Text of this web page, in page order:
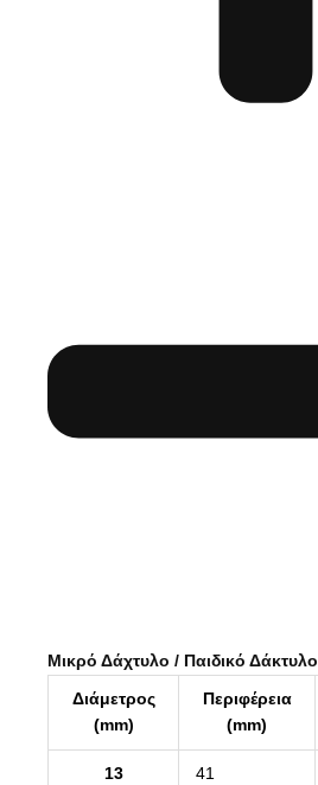
Μικρό Δάχτυλο / Παιδικό Δάκτυλο
Διάμετρος
(mm)
Περιφέρεια
(mm)
13 41